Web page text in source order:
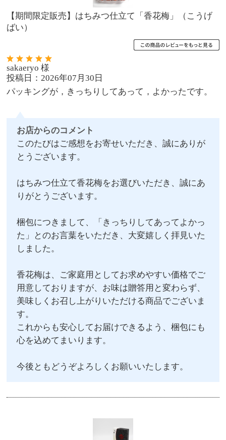
【期間限定販売】はちみつ仕立て「香花梅」（こうげ
ばい）
sakaeryo 様
投稿日：2026年07月30日
パッキングが，きっちりしてあって，よかったです。
お店からのコメント
このたびはご感想をお寄せいただき、誠にありが
とうございます。
はちみつ仕立て香花梅をお選びいただき、誠にあ
りがとうございます。
梱包につきまして、「きっちりしてあってよかっ
た」とのお言葉をいただき、大変嬉しく拝見いた
しました。
香花梅は、ご家庭用としてお求めやすい価格でご
用意しておりますが、お味は贈答用と変わらず、
美味しくお召し上がりいただける商品でございま
す。
これからも安心してお届けできるよう、梱包にも
心を込めてまいります。
今後ともどうぞよろしくお願いいたします。